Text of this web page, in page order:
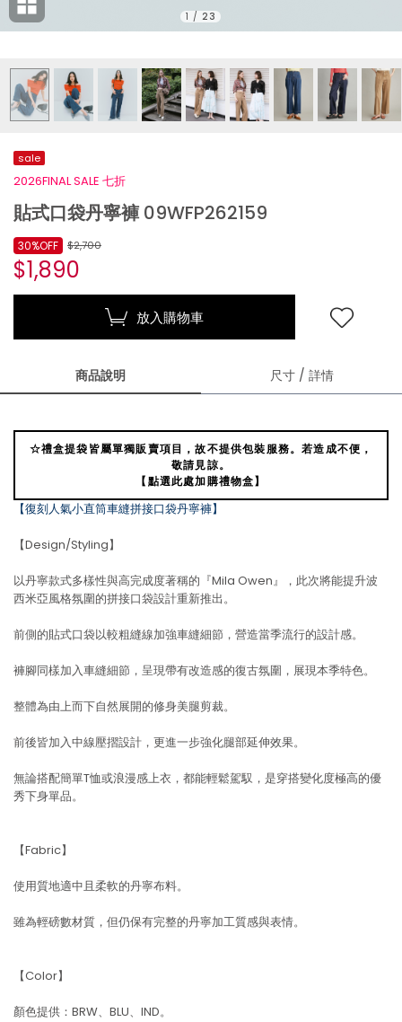
1 / 23
sale
2026FINAL SALE 七折
貼式口袋丹寧褲 09WFP262159
$2,700
$1,890
30%OFF
放入購物車
商品說明 尺寸 / 詳情
☆禮盒提袋皆屬單獨販賣項目，故不提供包裝服務。若造成不便，
敬請見諒。
【點選此處加購禮物盒】
【復刻人氣小直筒車縫拼接口袋丹寧褲】
【Design/Styling】
以丹寧款式多樣性與高完成度著稱的『Mila Owen』，此次將能提升波
西米亞風格氛圍的拼接口袋設計重新推出。
前側的貼式口袋以較粗縫線加強車縫細節，營造當季流行的設計感。
褲腳同樣加入車縫細節，呈現帶有改造感的復古氛圍，展現本季特色。
整體為由上而下自然展開的修身美腿剪裁。
前後皆加入中線壓摺設計，更進一步強化腿部延伸效果。
無論搭配簡單T恤或浪漫感上衣，都能輕鬆駕馭，是穿搭變化度極高的優
秀下身單品。
【Fabric】
使用質地適中且柔軟的丹寧布料。
雖為輕磅數材質，但仍保有完整的丹寧加工質感與表情。
【Color】
顏色提供：BRW、BLU、IND。